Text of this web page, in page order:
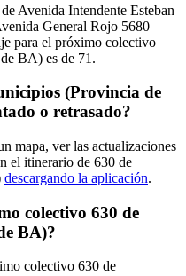
Avenida Intendente Esteban
General Rojo 5680
para el próximo colectivo
BA) es de 71.
(Provincia de
o retrasado?
mapa, ver las actualizaciones
el itinerario de 630 de
descargando la aplicación.
colectivo 630 de
BA)?
colectivo 630 de